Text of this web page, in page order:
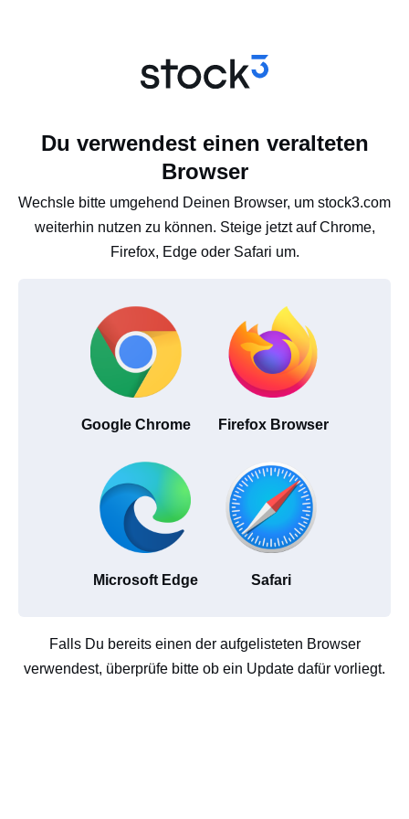
Du verwendest einen veralteten
Browser
Wechsle bitte umgehend Deinen Browser, um stock3.com
weiterhin nutzen zu können. Steige jetzt auf Chrome,
Firefox, Edge oder Safari um.
Google Chrome Firefox Browser
Microsoft Edge Safari
Falls Du bereits einen der aufgelisteten Browser
verwendest, überprüfe bitte ob ein Update dafür vorliegt.